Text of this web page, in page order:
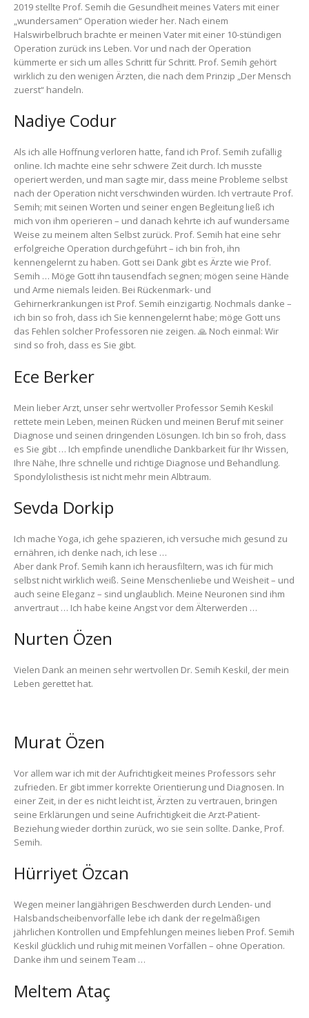
2019 stellte Prof. Semih die Gesundheit meines Vaters mit einer
„wundersamen“ Operation wieder her. Nach einem
Halswirbelbruch brachte er meinen Vater mit einer 10-stündigen
Operation zurück ins Leben. Vor und nach der Operation
kümmerte er sich um alles Schritt für Schritt. Prof. Semih gehört
wirklich zu den wenigen Ärzten, die nach dem Prinzip „Der Mensch
zuerst“ handeln.
Nadiye Codur
Als ich alle Hoffnung verloren hatte, fand ich Prof. Semih zufällig
online. Ich machte eine sehr schwere Zeit durch. Ich musste
operiert werden, und man sagte mir, dass meine Probleme selbst
nach der Operation nicht verschwinden würden. Ich vertraute Prof.
Semih; mit seinen Worten und seiner engen Begleitung ließ ich
mich von ihm operieren – und danach kehrte ich auf wundersame
Weise zu meinem alten Selbst zurück. Prof. Semih hat eine sehr
erfolgreiche Operation durchgeführt – ich bin froh, ihn
kennengelernt zu haben. Gott sei Dank gibt es Ärzte wie Prof.
Semih … Möge Gott ihn tausendfach segnen; mögen seine Hände
und Arme niemals leiden. Bei Rückenmark- und
Gehirnerkrankungen ist Prof. Semih einzigartig. Nochmals danke –
ich bin so froh, dass ich Sie kennengelernt habe; möge Gott uns
das Fehlen solcher Professoren nie zeigen. 🙏 Noch einmal: Wir
sind so froh, dass es Sie gibt.
Ece Berker
Mein lieber Arzt, unser sehr wertvoller Professor Semih Keskil
rettete mein Leben, meinen Rücken und meinen Beruf mit seiner
Diagnose und seinen dringenden Lösungen. Ich bin so froh, dass
es Sie gibt … Ich empfinde unendliche Dankbarkeit für Ihr Wissen,
Ihre Nähe, Ihre schnelle und richtige Diagnose und Behandlung.
Spondylolisthesis ist nicht mehr mein Albtraum.
Sevda Dorkip
Ich mache Yoga, ich gehe spazieren, ich versuche mich gesund zu
ernähren, ich denke nach, ich lese …
Aber dank Prof. Semih kann ich herausfiltern, was ich für mich
selbst nicht wirklich weiß. Seine Menschenliebe und Weisheit – und
auch seine Eleganz – sind unglaublich. Meine Neuronen sind ihm
anvertraut … Ich habe keine Angst vor dem Älterwerden …
Nurten Özen
Vielen Dank an meinen sehr wertvollen Dr. Semih Keskil, der mein
Leben gerettet hat.
Murat Özen
Vor allem war ich mit der Aufrichtigkeit meines Professors sehr
zufrieden. Er gibt immer korrekte Orientierung und Diagnosen. In
einer Zeit, in der es nicht leicht ist, Ärzten zu vertrauen, bringen
seine Erklärungen und seine Aufrichtigkeit die Arzt-Patient-
Beziehung wieder dorthin zurück, wo sie sein sollte. Danke, Prof.
Semih.
Hürriyet Özcan
Wegen meiner langjährigen Beschwerden durch Lenden- und
Halsbandscheibenvorfälle lebe ich dank der regelmäßigen
jährlichen Kontrollen und Empfehlungen meines lieben Prof. Semih
Keskil glücklich und ruhig mit meinen Vorfällen – ohne Operation.
Danke ihm und seinem Team …
Meltem Ataç